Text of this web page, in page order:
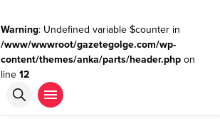
Warning: Undefined variable $counter in
/www/wwwroot/gazetegolge.com/wp-
content/themes/anka/parts/header.phpon
line 12